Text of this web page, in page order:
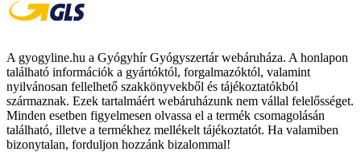
A gyogyline.hu a Gyógyhír Gyógyszertár webáruháza. A honlapon
található információk a gyártóktól, forgalmazóktól, valamint
nyilvánosan fellelhető szakkönyvekből és tájékoztatókból
származnak. Ezek tartalmáért webáruházunk nem vállal felelősséget.
Minden esetben figyelmesen olvassa el a termék csomagolásán
található, illetve a termékhez mellékelt tájékoztatót. Ha valamiben
bizonytalan, forduljon hozzánk bizalommal!